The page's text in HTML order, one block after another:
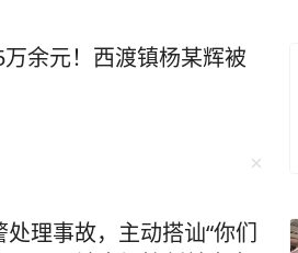
余元！西渡镇杨某辉被
理事故，主动搭讪“你们